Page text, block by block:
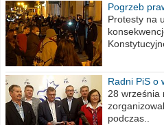
Pogrzeb
poselskim
Protesty na
Radni PiS o
na 2021 rok
28 września
podczas..